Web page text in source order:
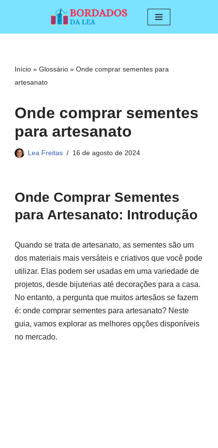
conteúdo
Início » Glossário » Onde comprar sementes para
artesanato
Onde comprar sementes
para artesanato
Lea Freitas 16 de agosto de 2024
Onde Comprar Sementes
para Artesanato: Introdução
Quando se trata de artesanato, as sementes são um
dos materiais mais versáteis e criativos que você pode
utilizar. Elas podem ser usadas em uma variedade de
projetos, desde bijuterias até decorações para a casa.
No entanto, a pergunta que muitos artesãos se fazem
é: onde comprar sementes para artesanato? Neste
guia, vamos explorar as melhores opções disponíveis
no mercado.